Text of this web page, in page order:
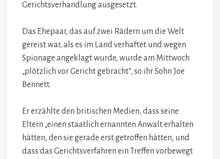
Gerichtsverhandlung ausgesetzt.
Das Ehepaar, das auf zwei Rädern um die Welt
gereist war, als es im Land verhaftet und wegen
Spionage angeklagt wurde, wurde am Mittwoch
„plötzlich vor Gericht gebracht“, so ihr Sohn Joe
Bennett.
Er erzählte den britischen Medien, dass seine
Eltern „einen staatlich ernannten Anwalt erhalten
hätten, den sie gerade erst getroffen hätten, und
dass das Gerichtsverfahren ein Treffen vorbewegt